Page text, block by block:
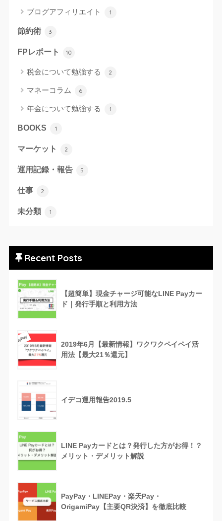
ブログアフィリエイト 1
節約術 3
FPレポート 10
税金について勉強する 2
マネーコラム 6
年金について勉強する 1
BOOKS 1
マーケット 2
運用記録・報告 5
仕事 2
未分類 1
Recent Posts
【超簡単】現金チャージ可能なLINE Payカー
ド｜発行手順と利用方法
2019年6月【最新情報】ワクワクペイペイ活
用法【最大21％還元】
イデコ運用報告2019.5
LINE Payカードとは？発行した方がお得！？
メリット・デメリット解説
PayPay・LINEPay・楽天Pay・
OrigamiPay【主要QR決済】を徹底比較